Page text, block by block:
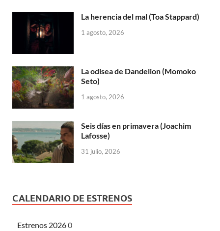
La herencia del mal (Toa Stappard)
1 agosto, 2026
La odisea de Dandelion (Momoko
Seto)
1 agosto, 2026
Seis días en primavera (Joachim
Lafosse)
31 julio, 2026
CALENDARIO DE ESTRENOS
Estrenos 20260